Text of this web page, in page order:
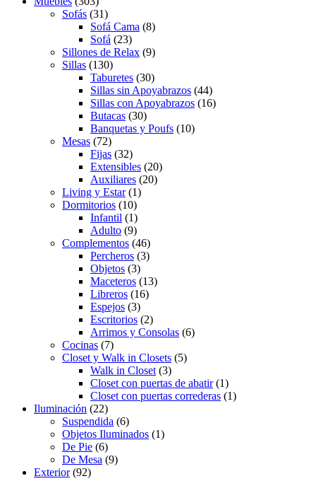
Sofás (31)
Sofá Cama (8)
Sofá (23)
Sillones de Relax (9)
Sillas (130)
Taburetes (30)
Sillas sin Apoyabrazos (44)
Sillas con Apoyabrazos (16)
Butacas (30)
Banquetas y Poufs (10)
Mesas (72)
Fijas (32)
Extensibles (20)
Auxiliares (20)
Living y Estar(1)
Dormitorios (10)
Infantil (1)
Adulto (9)
Complementos (46)
Percheros (3)
Objetos (3)
Maceteros (13)
Libreros (16)
Espejos (3)
Escritorios (2)
Arrimos y Consolas (6)
Cocinas (7)
Closet y Walk in Closets (5)
Walk in Closet (3)
Closet con puertas de abatir(1)
Closet con puertas correderas (1)
Iluminación (22)
Suspendida (6)
Objetos Iluminados (1)
De Pie (6)
De Mesa (9)
Exterior(92)